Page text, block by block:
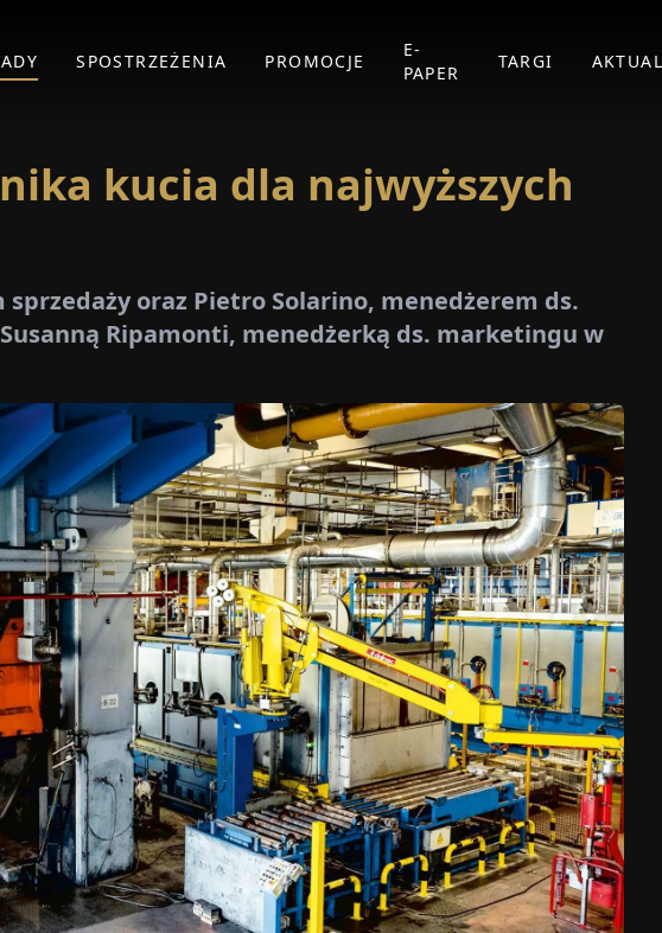
SPOSTRZEŻENIA PROMOCJE
E-
PAPER
TARGI
kucia dla najwyższych
sprzedaży oraz Pietro Solarino, menedżerem ds.
Ripamonti, menedżerką ds. marketingu w